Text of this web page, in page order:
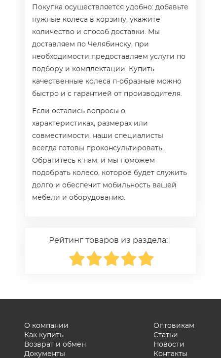
Покупка осуществляется удобно: добавьте
нужные колеса в корзину, укажите
количество и способ доставки. Мы
доставляем по Челябинску, при
необходимости предоставляем услуги по
подбору и комплектации. Купить
качественные колеса п-образные можно
быстро и с гарантией от производителя.
Если остались вопросы о
характеристиках, размерах или
совместимости, наши специалисты
всегда готовы проконсультировать.
Обратитесь к нам, и мы поможем
подобрать колесо, которое будет служить
долго и обеспечит мобильность вашей
мебели и оборудованию.
Рейтинг товаров из раздела:
О компании
Как купить
Возврат и обмен
Документы
Оптовикам
Статьи
Новости
Контакты